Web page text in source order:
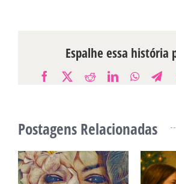
Espalhe essa história
Facebook
X RedditLinkedIn
Postagens Relacionadas